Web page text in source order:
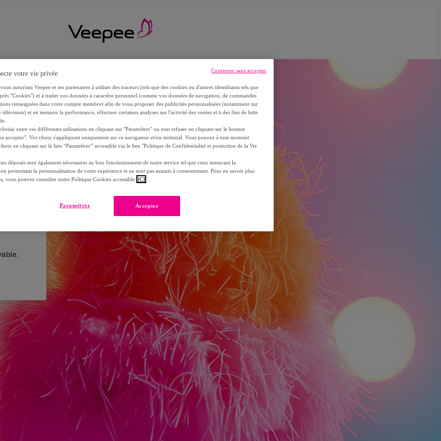
votre vie privée
autorisez Veepee et ses partenaires à utiliser des traceurs (tels que des cookies ou d'autres identifiants tels que
"Cookies") et à traiter vos données à caractère personnel (comme vos données de navigation, de commandes
renseignées dans votre compte membre) afin de vous proposer des publicités personnalisées (notamment sur
télévision) et en mesurer la performance, effectuer certaines analyses sur l'activité des ventes et à des fins de lutte
entre ces différentes utilisations en cliquant sur "Paramétrer" ou tout refuser en cliquant sur le bouton
accepter". Vos choix s'appliquent uniquement sur ce navigateur et/ou terminal. Vous pouvez à tout moment
en cliquant sur le lien “Paramétrer” accessible via le lien "Politique de Confidentialité et protection de la Vie
déposés sont également nécessaires au bon fonctionnement de notre service tel que ceux mesurant la
permettant la personnalisation de votre expérience et ne sont pas soumis à consentement. Pour en savoir plus
vous pouvez consulter notre Politique Cookies accessible ICI
Accepter
Paramétrer
Continuer sans accepter